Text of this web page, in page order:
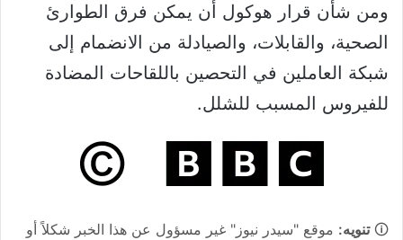
ومن شأن قرار هوكول أن يمكن فرق الطوارئ
الصحية، والقابلات، والصيادلة من الانضمام إلى
شبكة العاملين في التحصين باللقاحات المضادة
للفيروس المسبب للشلل.
🛈تنويه: موقع "سيدر نيوز" غير مسؤول عن هذا الخبر شكلاً أو